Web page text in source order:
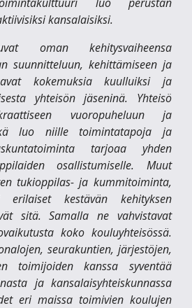
kansalaisiksi.
oman kehitysvaiheensa
suunnitteluun, kehittämiseen ja
kokemuksia kuulluiksi ja
yhteisön jäseninä. Yhteisö
vuoropuheluun ja
luo niille toimintatapoja ja
tarjoaa yhden
osallistumiselle. Muut
tukioppilas- ja kummitoiminta,
erilaiset kestävän kehityksen
sitä. Samalla ne vahvistavat
koko kouluyhteisössä.
seurakuntien, järjestöjen,
toimijoiden kanssa syventää
ja kansalaisyhteiskunnassa
eri maissa toimivien koulujen